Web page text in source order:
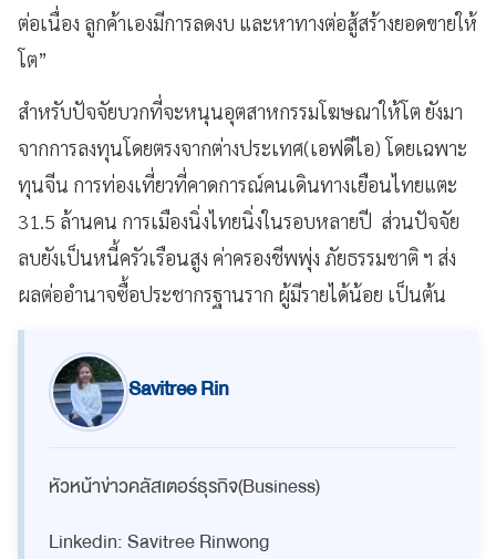
ต่อเนื่อง ลูกค้าเองมีการลดงบ และหาทางต่อสู้สร้างยอดขายให้
โต”
สำหรับปัจจัยบวกที่จะหนุนอุตสาหกรรมโฆษณาให้โต ยังมา
จากการลงทุนโดยตรงจากต่างประเทศ(เอฟดีไอ) โดยเฉพาะ
ทุนจีน การท่องเที่ยวที่คาดการณ์คนเดินทางเยือนไทยแตะ
31.5 ล้านคน การเมืองนิ่งไทยนิ่งในรอบหลายปี ส่วนปัจจัย
ลบยังเป็นหนี้ครัวเรือนสูง ค่าครองชีพพุ่ง ภัยธรรมชาติ ฯ ส่ง
ผลต่ออำนาจซื้อประชากรฐานราก ผู้มีรายได้น้อย เป็นต้น
Savitree Rin
หัวหน้าข่าวคลัสเตอร์ธุรกิจ(Business)
Linkedin: Savitree Rinwong